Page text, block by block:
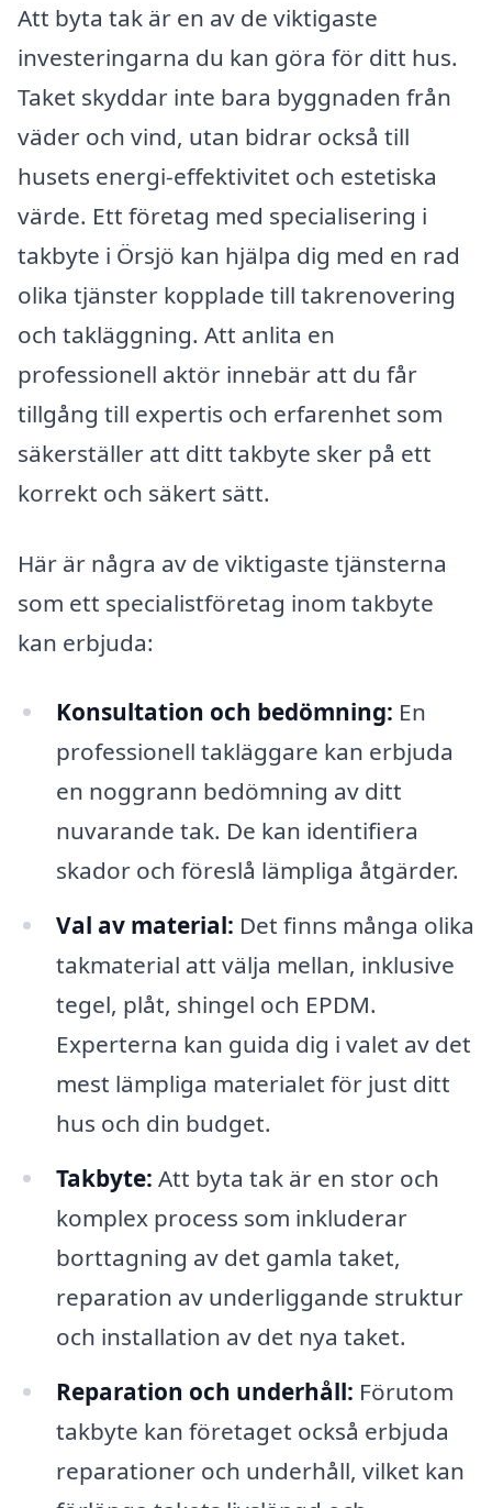
Att byta tak är en av de viktigaste
investeringarna du kan göra för ditt hus.
Taket skyddar inte bara byggnaden från
väder och vind, utan bidrar också till
husets energi-effektivitet och estetiska
värde. Ett företag med specialisering i
takbyte i Örsjö kan hjälpa dig med en rad
olika tjänster kopplade till takrenovering
och takläggning. Att anlita en
professionell aktör innebär att du får
tillgång till expertis och erfarenhet som
säkerställer att ditt takbyte sker på ett
korrekt och säkert sätt.
Här är några av de viktigaste tjänsterna
som ett specialistföretag inom takbyte
kan erbjuda:
Konsultation och bedömning: En
professionell takläggare kan erbjuda
en noggrann bedömning av ditt
nuvarande tak. De kan identifiera
skador och föreslå lämpliga åtgärder.
Val av material: Det finns många olika
takmaterial att välja mellan, inklusive
tegel, plåt, shingel och EPDM.
Experterna kan guida dig i valet av det
mest lämpliga materialet för just ditt
hus och din budget.
Takbyte: Att byta tak är en stor och
komplex process som inkluderar
borttagning av det gamla taket,
reparation av underliggande struktur
och installation av det nya taket.
Reparation och underhåll: Förutom
takbyte kan företaget också erbjuda
reparationer och underhåll, vilket kan